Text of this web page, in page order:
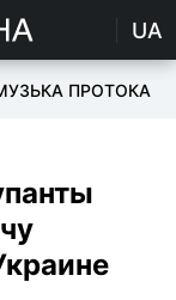
UA
ПРОТОКА